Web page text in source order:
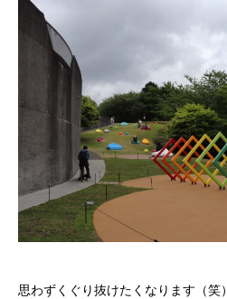
思わずくぐり抜けたくなります（笑）